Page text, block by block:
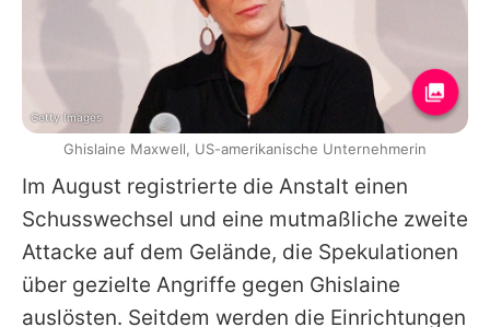
Im August registrierte die Anstalt einen
Schusswechsel und eine mutmaßliche zweite
Attacke auf dem Gelände, die Spekulationen
über gezielte Angriffe gegen Ghislaine
auslösten. Seitdem werden die Einrichtungen
Getty Images
Ghislaine Maxwell, US-amerikanische Unternehmerin